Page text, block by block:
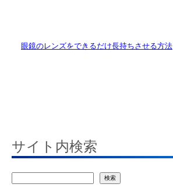
眼鏡のレンズをできるだけ長持ちさせる方法
サイト内検索
検索